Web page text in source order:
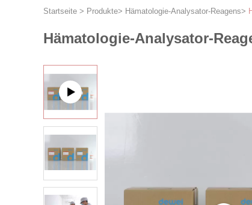
Startseite > Produkte> Hämatologie-Analysator-Reagens>
Hämatologie-Analysator-